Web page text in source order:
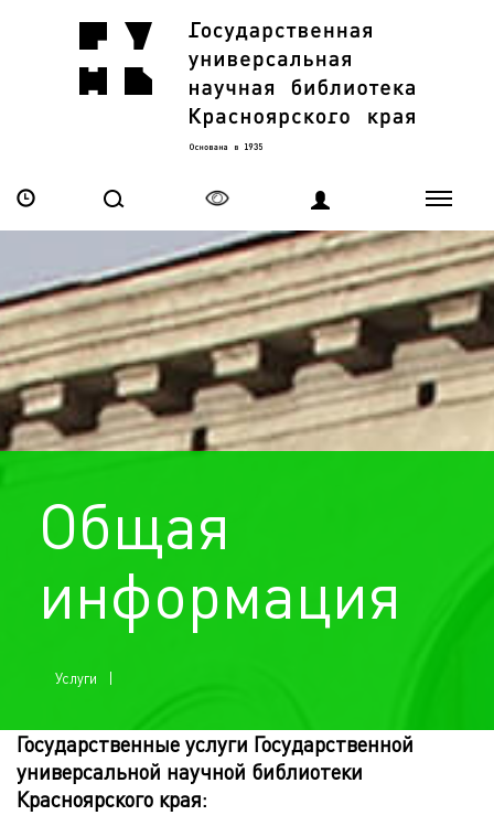
Общая
информация
Услуги
Государственные услуги Государственной
универсальной научной библиотеки
Красноярского края: